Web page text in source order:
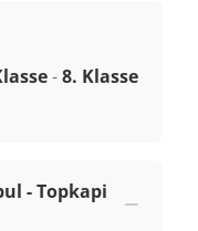
-8. Klasse
- Topkapi